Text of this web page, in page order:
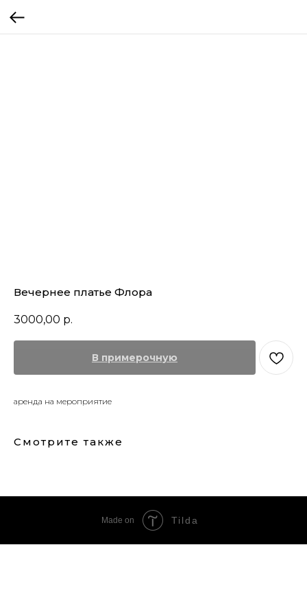
Вечернее платье Флора
3000,00 р.
В примерочную
аренда на мероприятие
Смотрите также
Made on Tilda